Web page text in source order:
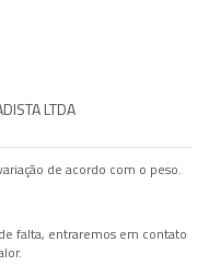
LTDA
de acordo com o peso.
falta, entraremos em contato